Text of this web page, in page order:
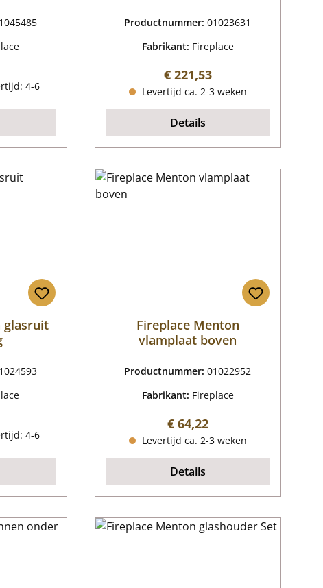
4-6
Productnummer:01023631
Fabrikant: Fireplace
Normale prijs:
€ 221,53
Levertijd ca. 2-3 weken
Details
glasruit
4-6
Fireplace Menton
vlamplaat boven
Productnummer:01022952
Fabrikant: Fireplace
Normale prijs:
€ 64,22
Levertijd ca. 2-3 weken
Details